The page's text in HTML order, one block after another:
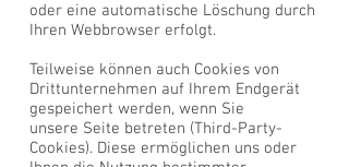
oder eine automatische Löschung durch
Ihren Webbrowser erfolgt.
Teilweise können auch Cookies von
Drittunternehmen auf Ihrem Endgerät
gespeichert werden, wenn Sie
unsere Seite betreten (Third-Party-
Cookies). Diese ermöglichen uns oder